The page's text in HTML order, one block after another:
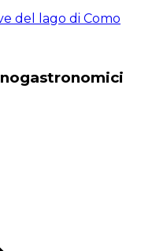
del lago di Como